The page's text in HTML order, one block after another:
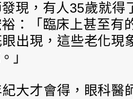
現，有人35歲就得
：「臨床上甚至有
出現，這些老化現
」
大才會得，眼科醫